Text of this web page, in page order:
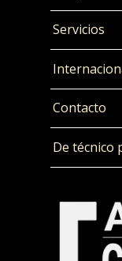
Servicios
Contacto
De técnico